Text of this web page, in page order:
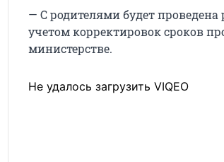
— С родителями будет проведена
учетом корректировок сроков
министерстве.
Не удалось загрузить VIQEO